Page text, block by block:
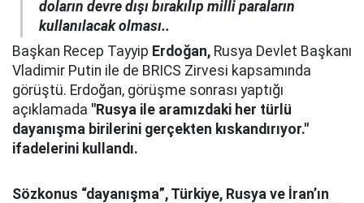
doların devre dışı bırakılıp milli paraların
kullanılacak olması..
Başkan Recep Tayyip Erdoğan, Rusya Devlet Başkanı
Vladimir Putin ile de BRICS Zirvesi kapsamında
görüştü. Erdoğan, görüşme sonrası yaptığı
açıklamada "Rusya ile aramızdaki her türlü
dayanışma birilerini gerçekten kıskandırıyor."
ifadelerini kullandı.
Sözkonus “dayanışma”, Türkiye, Rusya ve İran’ın